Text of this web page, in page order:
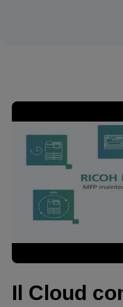
Il Cloud